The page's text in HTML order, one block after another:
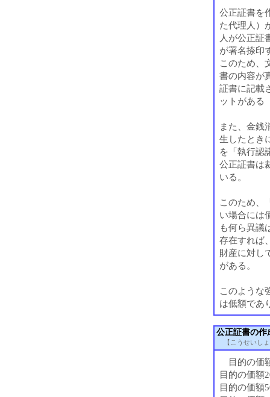
公正証書を
た代理人）
人が公正証
が署名捺印
このため、
書の内容が
証書に記載
ットがある
また、金銭
生したとき
を「執行認
公正証書は
いる。
このため、
い場合には
も何ら異議
存在すれば
財産に対し
がある。
このような
は低額であ
公正証書の作
【こうせいし
目的の価
目的の価額
目的の価額